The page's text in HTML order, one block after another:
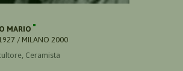
MARIO
/ MILANO 2000
Ceramista